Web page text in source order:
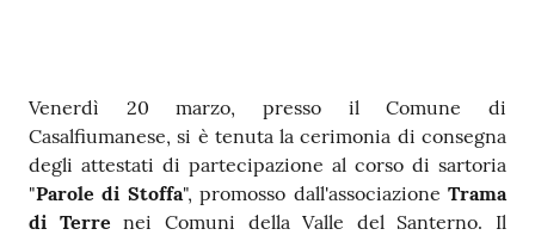
Contenuto
Venerdì 20 marzo, presso il Comune di
Casalfiumanese, si è tenuta la cerimonia di consegna
degli attestati di partecipazione al corso di sartoria
"Parole di Stoffa", promosso dall'associazioneTrama
di Terre nei Comuni della Valle del Santerno. Il